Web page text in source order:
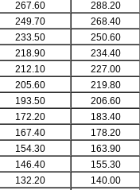
267.60
288.20
249.70
268.40
233.50
250.60
218.90
234.40
212.10
227.00
205.60
219.80
193.50
206.60
172.20
183.40
167.40
178.20
154.30
163.90
146.40
155.30
132.20
140.00